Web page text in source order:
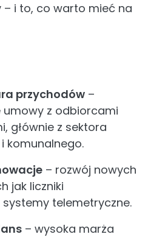
i to, co warto mieć na
przychodów –
umowy z odbiorcami
głównie z sektora
komunalnego.
– rozwój nowych
jak liczniki
telemetryczne.
– wysoka marża